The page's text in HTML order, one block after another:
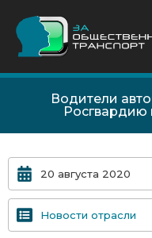
Водители
Росгвардию
20 августа 2020
Новости отрасли